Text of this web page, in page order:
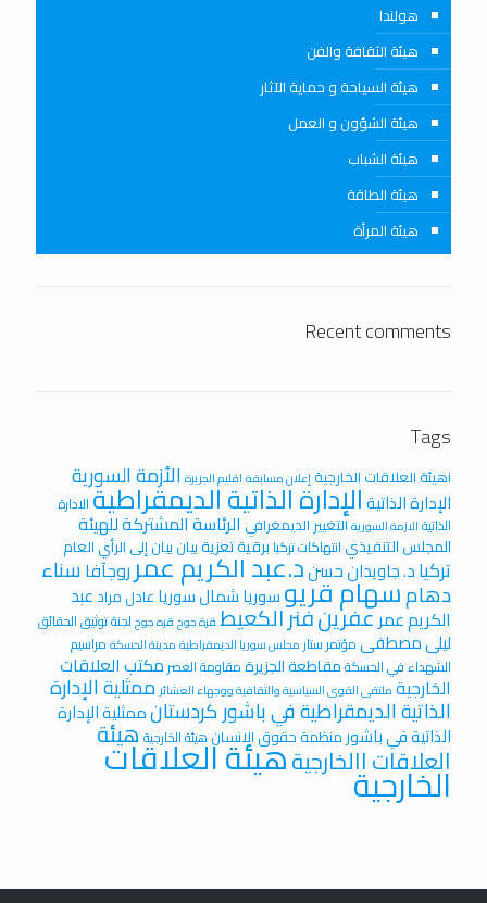
هولندا
هيئة الثقافة والفن
هيئة السياحة و حماية الآثار
هيئة الشؤون و العمل
هيئة الشباب
هيئة الطاقة
هيئة المرأة
Recent comments
Tags
iهيئة العلاقات الخارجية إعلان مسابقة اقليم الجزيرة الأزمة السورية
الإدارة الذاتيةالإدارة الذاتية الديمقراطيةالادارة
الذاتية الازمة السوريةالتغيير الديمغرافي الرئاسة المشتركة للهيئة
المجلس التنفيذيانتهاكات تركيا برقية تعزيةبيان بيان إلى الرأي العام
تركياد. جاويدان حسند.عبد الكريم عمرروجآفاسناء
دهامسهام قريوسورياشمال سورياعادل مرادعبد
الكريم عمرعفرينفنر الكعيط قرة جوخ قره جوخ لجنة توثيق الحقائق
ليلى مصطفىمؤتمر ستار مجلس سوريا الديمقراطية مدينة الحسكة مراسيم
الشهداء في الحسكةمقاطعة الجزيرةمقاومة العصرمكتب العلاقات
الخارجية ملتقى القوى السياسية والثقافية ووجهاء العشائر ممثلية الإدارة
الذاتية الديمقراطية في باشور كردستانممثلية الإدارة
الذاتية في باشور منظمة حقوق الانسان هيئة الخارجية هيئة
العلاقات االخارجيةهيئة العلاقات الخارجية